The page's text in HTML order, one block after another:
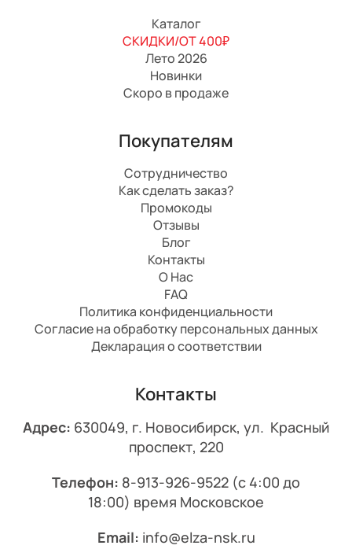
Каталог
СКИДКИ/ОТ 400₽
Лето 2026
Новинки
Скоро в продаже
Покупателям
Сотрудничество
Как сделать заказ?
Промокоды
Отзывы
Блог
Контакты
О Нас
FAQ
Политика конфиденциальности
Согласие на обработку персональных данных
Декларация о соответствии
Контакты
Адрес: 630049, г. Новосибирск, ул. Красный
проспект, 220
Телефон: 8-913-926-9522 (с 4:00 до
18:00) время Московское
Email: info@elza-nsk.ru